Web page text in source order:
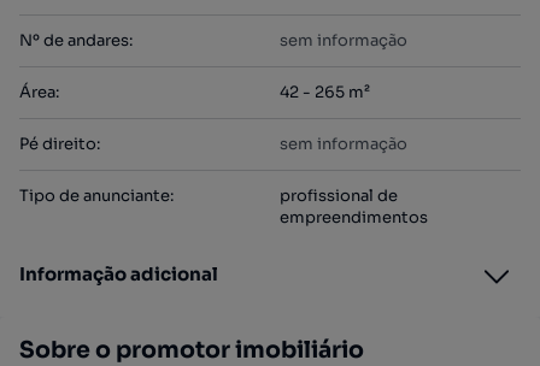
Nº de andares: sem informação
Área: 42 - 265 m²
Pé direito: sem informação
Tipo de anunciante:
profissional de
empreendimentos
Informação adicional
Sobre o promotor imobiliário